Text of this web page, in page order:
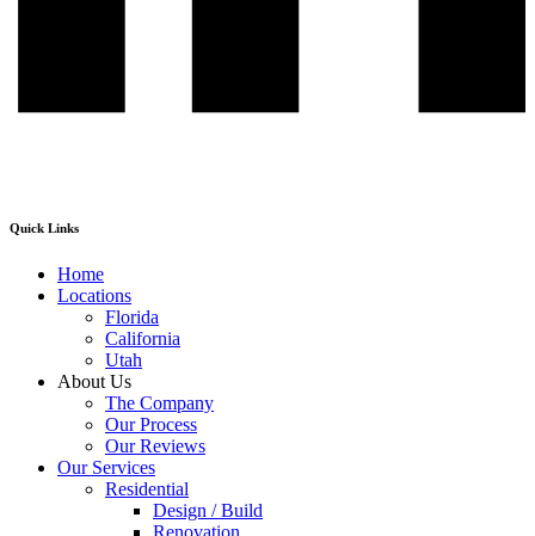
Quick Links
Home
Locations
Florida
California
Utah
About Us
The Company
Our Process
Our Reviews
Our Services
Residential
Design / Build